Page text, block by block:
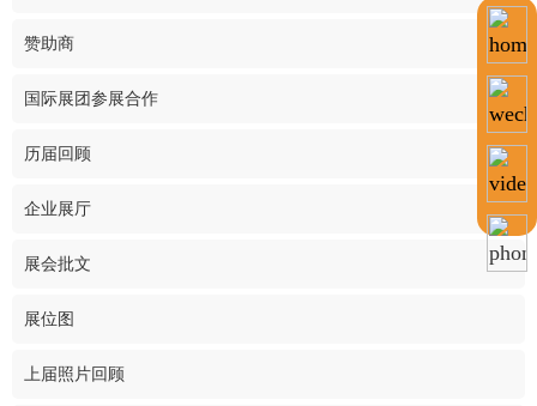
赞助商
国际展团参展合作
历届回顾
企业展厅
展会批文
展位图
上届照片回顾